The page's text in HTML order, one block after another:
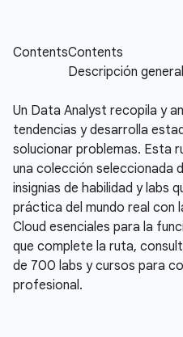
Un Data Analyst recopila y
tendencias y desarrolla
solucionar problemas. Esta
una colección seleccionada
insignias de habilidad y labs
práctica del mundo real con
Cloud esenciales para la
que complete la ruta,
de 700 labs y cursos para
profesional.